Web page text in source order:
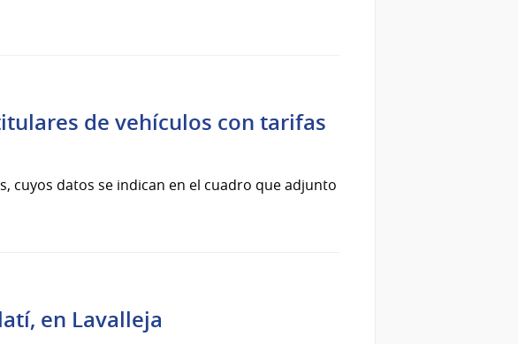
de vehículos con tarifas
cuyos datos se indican en el cuadro que adjunto
en Lavalleja